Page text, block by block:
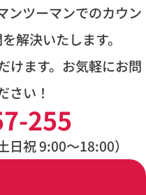
ンツーマンでのカウン
解決いたします。
けます。お気軽にお問
さい！
255
祝 9:00〜18:00）